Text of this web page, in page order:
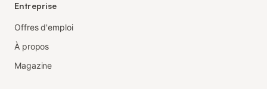
Entreprise
Offres d'emploi
À propos
Magazine